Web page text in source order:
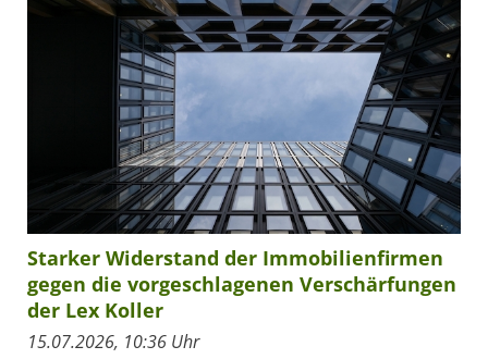
Starker Widerstand der Immobilienfirmen
gegen die vorgeschlagenen Verschärfungen
der Lex Koller
15.07.2026, 10:36 Uhr